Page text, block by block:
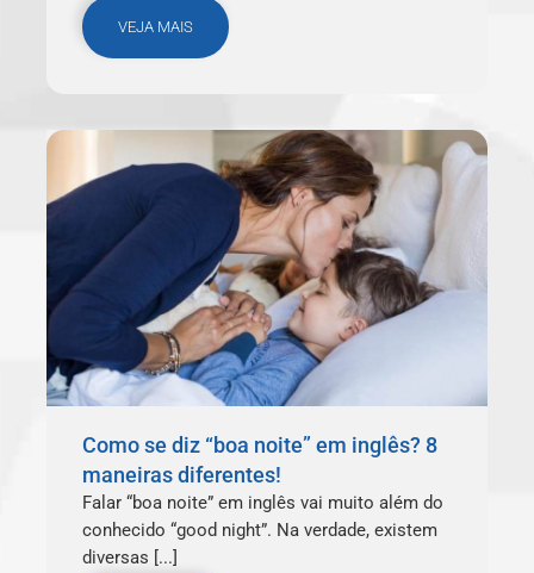
VEJA MAIS
Como se diz “boa noite” em inglês? 8
maneiras diferentes!
Falar “boa noite” em inglês vai muito além do
conhecido “good night”. Na verdade, existem
diversas [...]